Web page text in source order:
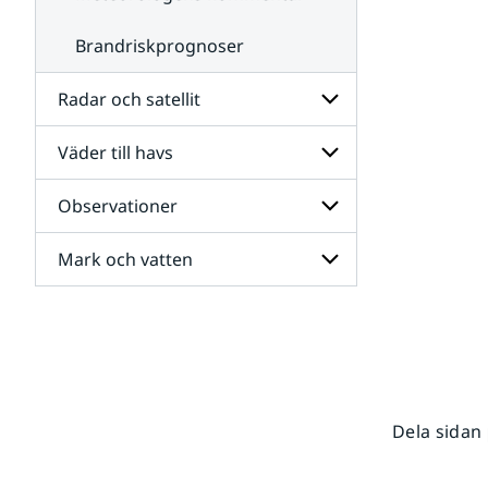
Brandriskprognoser
Radar och satellit
Undersidor
för
Radar
och
satellit
Väder till havs
Undersidor
för
Väder
till
havs
Observationer
Undersidor
för
Mark och vatten
Dela sidan